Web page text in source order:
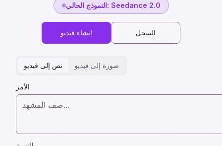
النموذج الحالي: Seedance 2.0
إنشاء فيديو السجل
نص إلى فيديو صورة إلى فيديو
الأمر